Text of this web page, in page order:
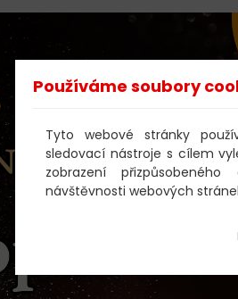
Používáme soubory
Tyto webové stránky
sledovací nástroje s cílem
zobrazení
návštěvnosti webových